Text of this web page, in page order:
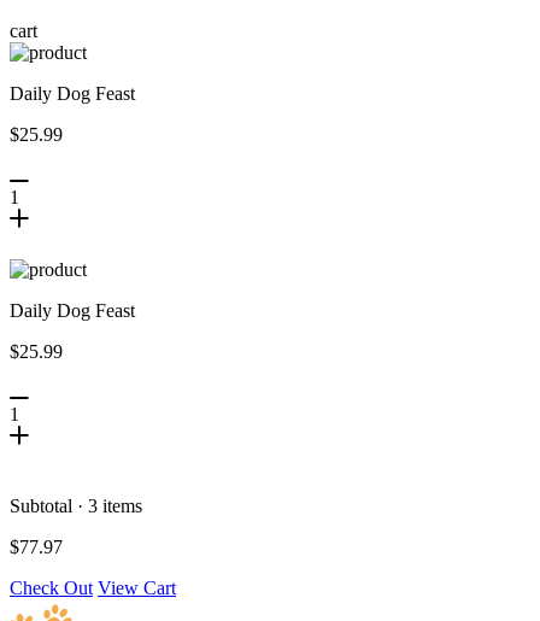
cart
Daily Dog Feast
$25.99
1
Daily Dog Feast
$25.99
1
Subtotal · 3 items
$77.97
Check Out View Cart